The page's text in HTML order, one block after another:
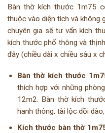
Bàn thờ kích thước 1m75
thuộc vào diện tích và không
chuyên gia sẽ tư vấn kích
kích thước phổ thông và
đây (chiều dài x chiều sâu x
Bàn thờ kích thước
thích hợp với những
12m2. Bàn thờ kích
hanh thông, tài lộc dồi
Kích thước bàn thờ